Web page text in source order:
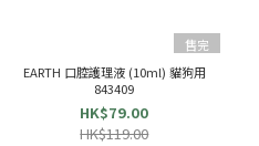
售完
EARTH 口腔護理液 (10ml) 貓狗用
843409
HK$79.00
HK$119.00